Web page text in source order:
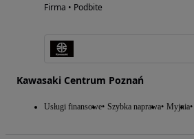
Firma • Podbite
Kawasaki Centrum Poznań
Usługi finansowe Szybka naprawa Myjnia